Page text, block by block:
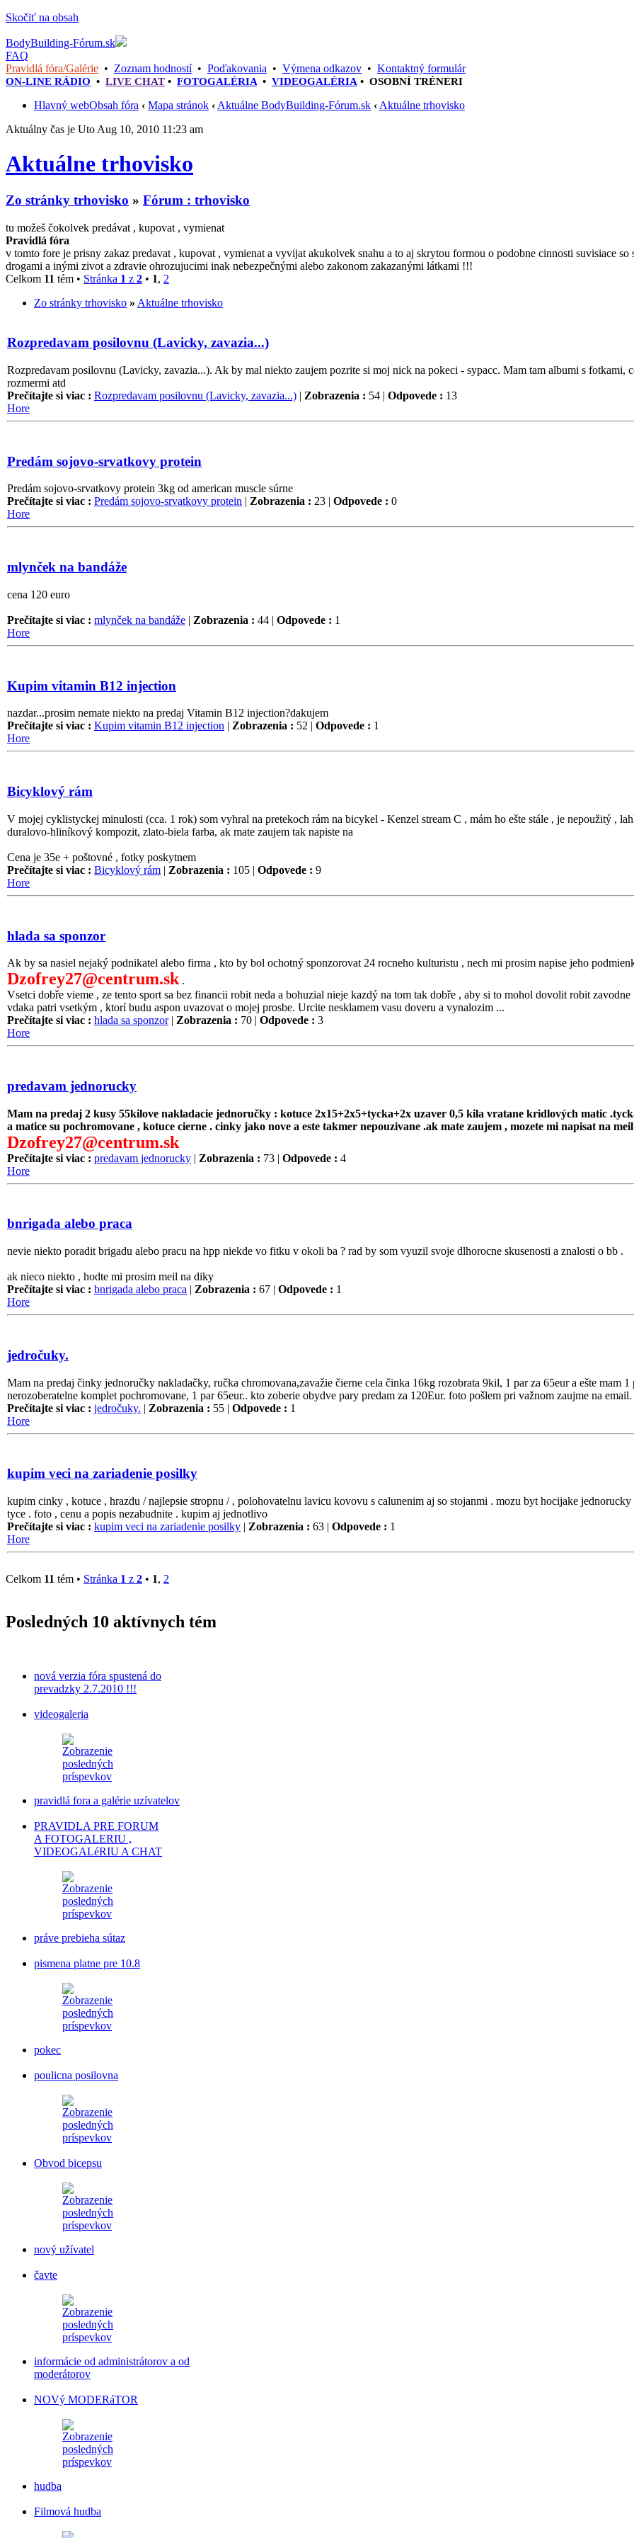
Skočiť na obsah
BodyBuilding-Fórum.sk
FAQ
Pravidlá fóra/Galérie • Zoznam hodností• Poďakovania • Výmena odkazov • Kontaktný formulár
ON-LINE RÁDIO • LIVE CHAT • FOTOGALÉRIA • VIDEOGALÉRIA • OSOBNÍ TRÉNERI
Hlavný webObsah fóra ‹ Mapa stránok ‹ Aktuálne BodyBuilding-Fórum.sk ‹ Aktuálne trhovisko
Aktuálny čas je Uto Aug 10, 2010 11:23 am
Aktuálne trhovisko
Zo stránky trhovisko » Fórum : trhovisko
tu možeš čokolvek predávat , kupovat , vymienat
Pravidlá fóra
v tomto fore je prisny zakaz predavat , kupovat , vymienat a vyvijat akukolvek snahu a to aj skrytou formou o podobne cinnosti suvisiace so
drogami a inými zivot a zdravie ohrozujucimi inak nebezpečnými alebo zakonom zakazanými látkami !!!
Celkom 11 tém • Stránka 1 z 2 • 1, 2
Zo stránky trhovisko » Aktuálne trhovisko
Rozpredavam posilovnu (Lavicky, zavazia...)
Rozpredavam posilovnu (Lavicky, zavazia...). Ak by mal niekto zaujem pozrite si moj nick na pokeci - sypacc. Mam tam albumi s fotkami,
rozmermi atd
Prečítajte si viac : Rozpredavam posilovnu (Lavicky, zavazia...) | Zobrazenia : 54 | Odpovede : 13
Hore
Predám sojovo-srvatkovy protein
Predám sojovo-srvatkovy protein 3kg od american muscle súrne
Prečítajte si viac : Predám sojovo-srvatkovy protein Zobrazenia : 23 | Odpovede : 0
Hore
mlynček na bandáže
cena 120 euro
Prečítajte si viac : mlynček na bandáže | Zobrazenia : 44 | Odpovede : 1
Hore
Kupim vitamin B12 injection
nazdar...prosim nemate niekto na predaj Vitamin B12 injection?dakujem
Prečítajte si viac : Kupim vitamin B12 injection | Zobrazenia : 52 | Odpovede : 1
Hore
Bicyklový rám
V mojej cyklistyckej minulosti (cca. 1 rok) som vyhral na pretekoch rám na bicykel - Kenzel stream C , mám ho ešte stále , je nepoužitý ,
duralovo-hliníkový kompozit, zlato-biela farba, ak mate zaujem tak napiste na
Cena je 35e + poštovné , fotky poskytnem
Prečítajte si viac : Bicyklový rám | Zobrazenia : 105 | Odpovede : 9
Hore
hlada sa sponzor
Ak by sa nasiel nejaký podnikatel alebo firma , kto by bol ochotný sponzorovat 24 rocneho kulturistu , nech mi prosim napise jeho
Dzofrey27@centrum.sk .
Vsetci dobře vieme , ze tento sport sa bez financii robit neda a bohuzial nieje kazdý na tom tak dobře , aby si to mohol dovolit robit zavodne
vdaka patri vsetkým , ktorí budu aspon uvazovat o mojej prosbe. Urcite nesklamem vasu doveru a vynalozim ...
Prečítajte si viac : hlada sa sponzor| Zobrazenia : 70 | Odpovede : 3
Hore
predavam jednorucky
Mam na predaj 2 kusy 55kilove nakladacie jednoručky : kotuce 2x15+2x5+tycka+2x uzaver 0,5 kila vratane kridlových matic
a matice su pochromovane , kotuce cierne . cinky jako nove a este takmer nepouzivane .ak mate zaujem , mozete mi napisat na meil
Dzofrey27@centrum.sk
Prečítajte si viac : predavam jednorucky | Zobrazenia : 73 | Odpovede : 4
Hore
bnrigada alebo praca
nevie niekto poradit brigadu alebo pracu na hpp niekde vo fitku v okoli ba ? rad by som vyuzil svoje dlhorocne skusenosti a znalosti o bb .
ak nieco niekto , hodte mi prosim meil na diky
Prečítajte si viac : bnrigada alebo praca | Zobrazenia : 67 | Odpovede : 1
Hore
jedročuky.
Mam na predaj činky jednoručky nakladačky, ručka chromovana,zavažie čierne cela činka 16kg rozobrata 9kil, 1 par za 65eur a ešte mam 1
nerozoberatelne komplet pochromovane, 1 par 65eur.. kto zoberie obydve pary predam za 120Eur. foto pošlem pri važnom zaujme na
Prečítajte si viac : jedročuky. | Zobrazenia : 55 | Odpovede : 1
Hore
kupim veci na zariadenie posilky
kupim cinky , kotuce , hrazdu / najlepsie stropnu / , polohovatelnu lavicu kovovu s calunenim aj so stojanmi . mozu byt hocijake jednorucky
tyce . foto , cenu a popis nezabudnite . kupim aj jednotlivo
Prečítajte si viac : kupim veci na zariadenie posilky | Zobrazenia : 63 | Odpovede : 1
Hore
Celkom 11 tém • Stránka 1 z 2 • 1, 2
Posledných 10 aktívnych tém
nová verzia fóra spustená do
prevadzky 2.7.2010 !!!
videogaleria
pravidlá fora a galérie uzívatelov
PRAVIDLA PRE FORUM
A FOTOGALERIU ,
VIDEOGALéRIU A CHAT
práve prebieha sútaz
pismena platne pre 10.8
pokec
poulicna posilovna
Obvod bicepsu
nový užívatel
čavte
informácie od administrátorov a od
moderátorov
NOVý MODERáTOR
hudba
Filmová hudba